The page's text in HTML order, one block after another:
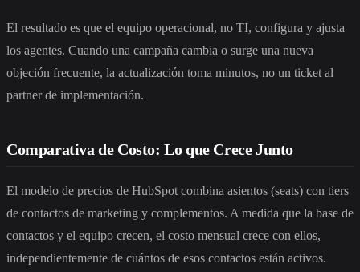
El resultado es que el equipo operacional, no TI, configura y ajusta
los agentes. Cuando una campaña cambia o surge una nueva
objeción frecuente, la actualización toma minutos, no un ticket al
partner de implementación.
Comparativa de Costo: Lo que Crece Junto
El modelo de precios de HubSpot combina asientos (seats) con tiers
de contactos de marketing y complementos. A medida que la base de
contactos y el equipo crecen, el costo mensual crece con ellos,
independientemente de cuántos de esos contactos están activos.